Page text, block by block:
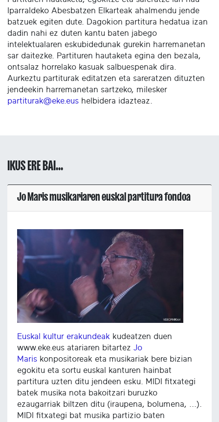
Iparraldeko Abesbatzen Elkarteak ahalmendu jende
batzuek egiten dute. Dagokion partitura hedatua izan
dadin nahi ez duten kantu baten jabego
intelektualaren eskubidedunak gurekin harremanetan
sar daitezke. Partituren hautaketa egina den bezala,
ontsalaz horrelako kasuak salbuespenak dira.
Aurkeztu partiturak editatzen eta sareratzen dituzten
jendeekin harremanetan sartzeko, milesker
partiturak@eke.eus helbidera idazteaz.
IKUS ERE BAI...
Jo Maris musikariaren euskal partitura fondoa
Euskal kultur erakundeak kudeatzen duen
www.eke.eus atariaren bitartez Jo
Maris konpositoreak eta musikariak bere bizian
egokitu eta sortu euskal kanturen hainbat
partitura uzten ditu jendeen esku. MIDI fitxategi
batek musika nota bakoitzari buruzko
ezaugarriak biltzen ditu (iraupena, bolumena, ...).
MIDI fitxategi bat musika partizio baten